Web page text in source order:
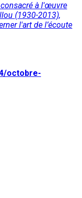
à l'œuvre
(1930-2013),
l'art de l’écoute
octobre-